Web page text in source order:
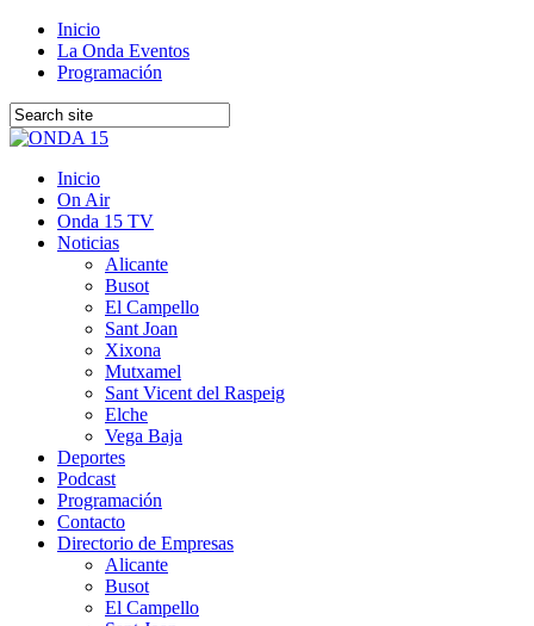
Inicio
La Onda Eventos
Programación
Inicio
On Air
Onda 15 TV
Noticias
Alicante
Busot
El Campello
Sant Joan
Xixona
Mutxamel
Sant Vicent del Raspeig
Elche
Vega Baja
Deportes
Podcast
Programación
Contacto
Directorio de Empresas
Alicante
Busot
El Campello